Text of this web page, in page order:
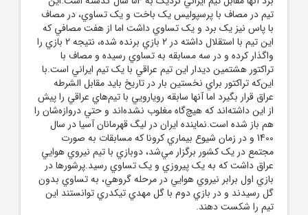
تيم در مصاف با پرسپوليس يک باخت و يک تساوي، در مصاف
با پاس نيز يک برد و يک تساوي داشت اما از هفت مصافي که
اين تيم با استقلال داشته در 2 بازي برنده شده، نتيجه 2 بازي را
واگذار کرده و در سه مسابقه به تساوي رسيده و مصاف با
تراکتور هشتمين ديدار اين تيم عراقي با يک تيم ايراني است.با
اين‌که تراکتور براي نخستين بار در تاريخ بايد مقابل الشرطه
عراق قرار بگيرد اما آنها سابقه رويارويي با تيم‌هاي عراقي را پيش
از اين داشته‌اند که هيچ‌گاه مغلوب نشده‌اند و حتي دروازه‌شان را
هم باز شده است.نماينده ايران در ليگ قهرمانان آسيا در سال
1400 و در زمان شيوع بيماري کرونا که مسابقات به‌ صورت
مجتمع در يک کشور برگزار مي‌شد، دوبازي با تيم نيروي هوايي
عراق داشت که به يک پيروزي و يک تساوي رسيد.پرشورها در
بازي اول برابر نيروي هوايي در مرحله گروهي، به تساوي بدون
گل رسيدند و در بازي دوم با گل مهدي تيکدري توانستند اين
تيم را شکست دهند.